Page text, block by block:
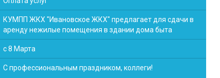
КУМПП ЖКХ "Ивановское ЖКХ" предлагает для сдачи в
аренду нежилые помещения в здании дома быта
с 8 Марта
С профессиональным праздником, коллеги!